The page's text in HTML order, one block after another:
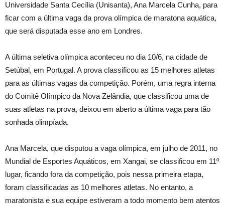
Universidade Santa Cecília (Unisanta), Ana Marcela Cunha, para
ficar com a última vaga da prova olímpica de maratona aquática,
que será disputada esse ano em Londres.
A última seletiva olímpica aconteceu no dia 10/6, na cidade de
Setúbal, em Portugal. A prova classificou as 15 melhores atletas
para as últimas vagas da competição. Porém, uma regra interna
do Comitê Olímpico da Nova Zelândia, que classificou uma de
suas atletas na prova, deixou em aberto a última vaga para tão
sonhada olimpíada.
Ana Marcela, que disputou a vaga olímpica, em julho de 2011, no
Mundial de Esportes Aquáticos, em Xangai, se classificou em 11º
lugar, ficando fora da competição, pois nessa primeira etapa,
foram classificadas as 10 melhores atletas. No entanto, a
maratonista e sua equipe estiveram a todo momento bem atentos